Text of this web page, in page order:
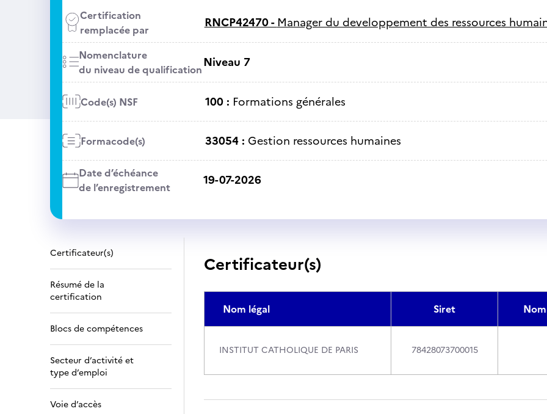
Certification
remplacée par
RNCP42470 - Manager du developpement des ressources
Nomenclature
du niveau de qualificationNiveau 7
Code(s) NSF 100 : Formations générales
Formacode(s) 33054 : Gestion ressources humaines
Date d’échéance
de l’enregistrement
19-07-2026
Certificateur(s)
Résumé de la
certification
Blocs de compétences
Secteur d’activité et
type d’emploi
Voie d’accès
Certificateur(s)
Nom légal Siret
INSTITUT CATHOLIQUE DE PARIS 78428073700015